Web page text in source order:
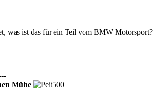
was ist das für ein Teil vom BMW Motorsport?
Mühe